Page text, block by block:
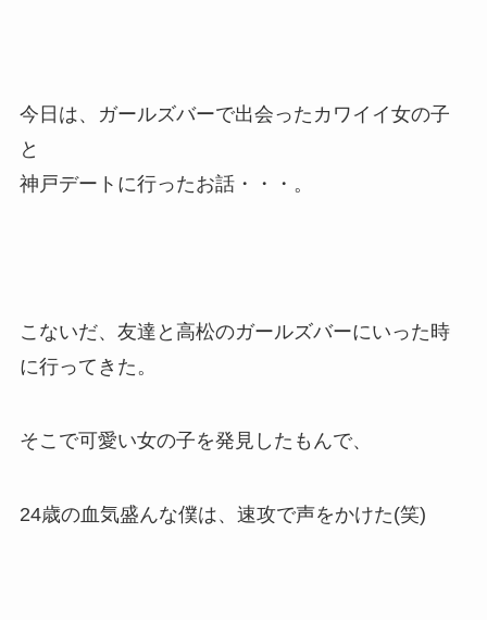
今日は、ガールズバーで出会ったカワイイ女の子
と
神戸デートに行ったお話・・・。
こないだ、友達と高松のガールズバーにいった時
に行ってきた。
そこで可愛い女の子を発見したもんで、
24歳の血気盛んな僕は、速攻で声をかけた(笑)